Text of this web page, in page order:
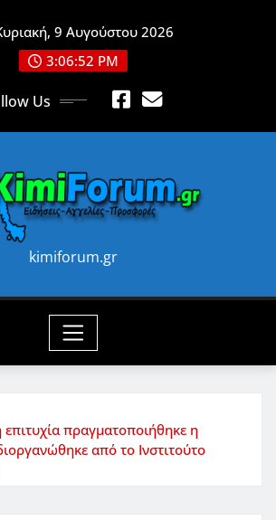
9 Αυγούστου 2026
3:06:54 PM
Us
kimiforum.gr
επιτυχία πραγματοποιήθηκε η
από το Ινστιτούτο